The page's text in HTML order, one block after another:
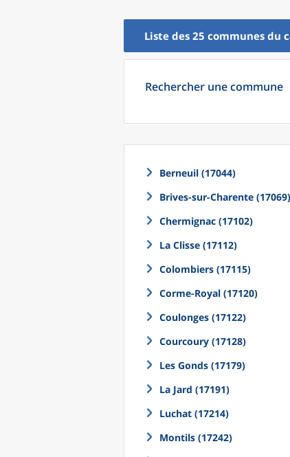
Liste des 25 communes du
Rechercher une commune
Berneuil (17044)
Brives-sur-Charente (17069)
Chermignac (17102)
La Clisse (17112)
Colombiers (17115)
Corme-Royal (17120)
Coulonges (17122)
Courcoury (17128)
Les Gonds (17179)
La Jard (17191)
Luchat (17214)
Montils (17242)